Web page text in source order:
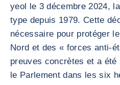
yeol le 3 décembre 2024,
type depuis 1979. Cette
nécessaire pour protéger
Nord et des « forces anti-
preuves concrètes et a été
le Parlement dans les six